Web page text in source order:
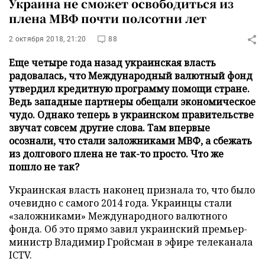
Украина не сможет освободиться из
плена МВФ почти полсотни лет
2 октября 2018, 21:20 88
Еще четыре года назад украинская власть
радовалась, что Международный валютный фонд
утвердил кредитную программу помощи стране.
Ведь западные партнеры обещали экономическое
чудо. Однако теперь в украинском правительстве
звучат совсем другие слова. Там впервые
осознали, что стали заложниками МВФ, а сбежать
из долгового плена не так-то просто. Что же
пошло не так?
Украинская власть наконец признала то, что было
очевидно с самого 2014 года. Украинцы стали
«заложниками» Международного валютного
фонда. Об это прямо завил украинский премьер-
министр Владимир Гройсман в эфире телеканала
ICTV.